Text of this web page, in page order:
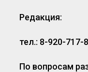
Редакция:
тел.: 8-920-717-
По вопросам